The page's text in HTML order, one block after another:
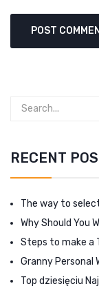
RECENT
The way to
Why Should You
Steps to make a
Granny Personal
Top dziesięciu